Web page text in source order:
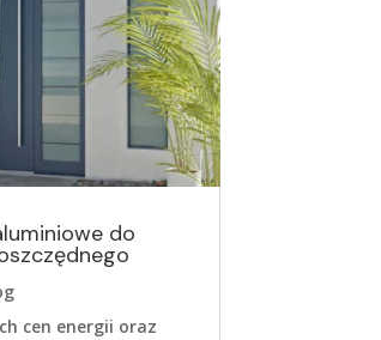
do
cen energii oraz